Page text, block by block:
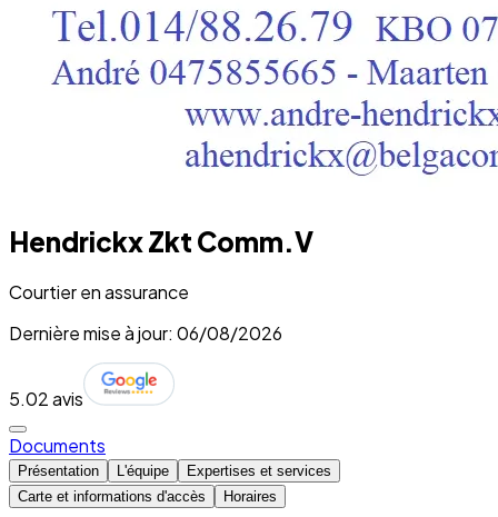
Hendrickx Zkt Comm.V
Courtier en assurance
Dernière mise à jour: 06/08/2026
5.02 avis
Documents
Présentation L'équipe
Expertises et services
Carte et informations d'accès
Horaires